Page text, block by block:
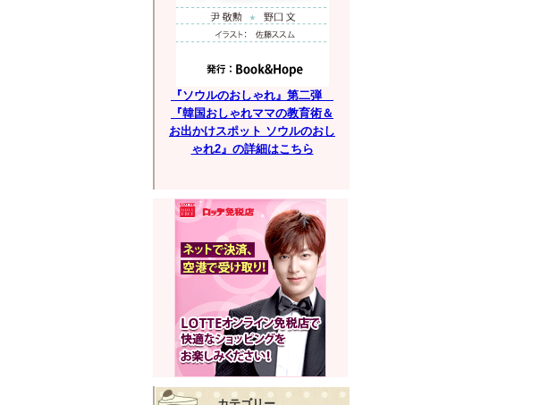
『ソウルのおしゃれ』第二弾
『韓国おしゃれママの教育術＆
お出かけスポット ソウルのおし
ゃれ2』の詳細はこちら